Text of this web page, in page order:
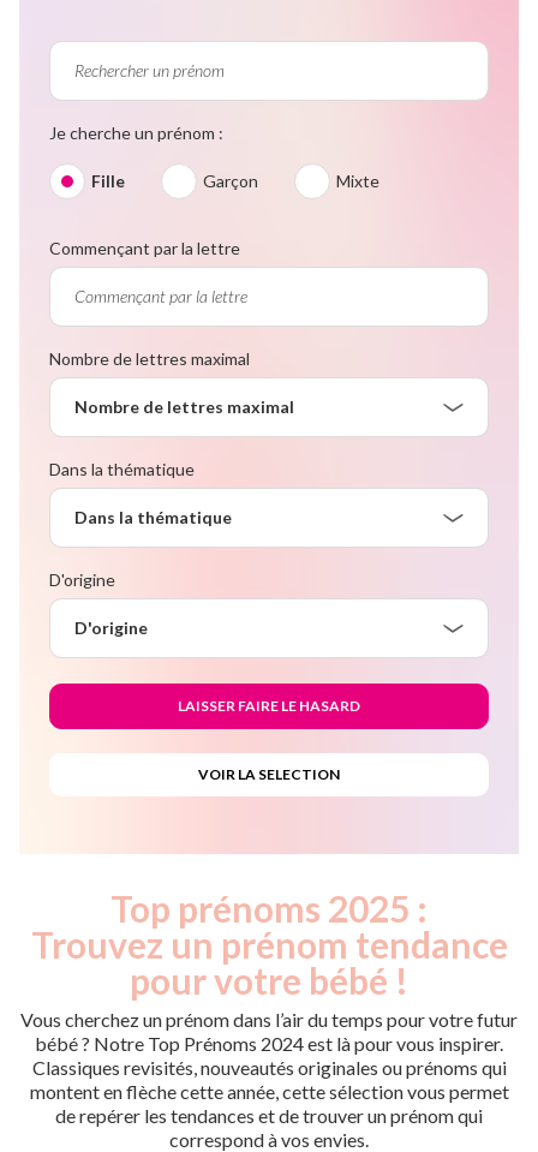
Je cherche un prénom :
Fille Garçon Mixte
Commençant par la lettre
Nombre de lettres maximal
Nombre de lettres maximal
Dans la thématique
Dans la thématique
D'origine
D'origine
Top prénoms 2025 :
Trouvez un prénom tendance
pour votre bébé !
Vous cherchez un prénom dans l’air du temps pour votre futur
bébé ? Notre Top Prénoms 2024 est là pour vous inspirer.
Classiques revisités, nouveautés originales ou prénoms qui
montent en flèche cette année, cette sélection vous permet
de repérer les tendances et de trouver un prénom qui
correspond à vos envies.